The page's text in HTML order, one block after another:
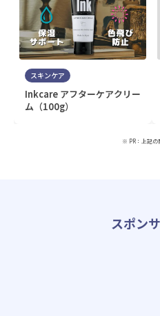
スキンケア
Inkcare アフターケアクリー
ム（100g）
※ PR：上記の
スポン